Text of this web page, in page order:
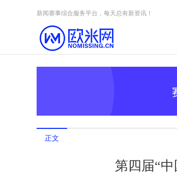
新闻赛事综合服务平台，每天总有新资讯！
正文
第四届“